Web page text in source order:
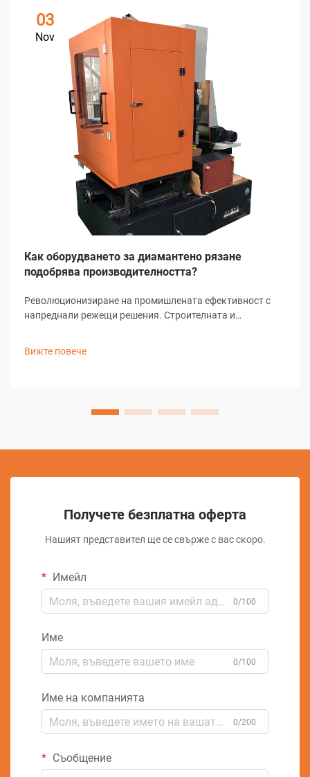
03
Nov
Как оборудването за диамантено рязане
подобрява производителността?
Революционизиране на промишлената ефективност с
напреднали режещи решения. Строителната и
Вижте повече
Получете безплатна оферта
Нашият представител ще се свърже с вас скоро.
Имейл
0/100
Име
0/100
Име на компанията
0/200
Съобщение